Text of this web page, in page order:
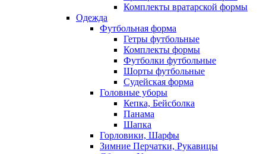
Комплекты вратарской формы
Одежда
Футбольная форма
Гетры футбольные
Комплекты формы
Футболки футбольные
Шорты футбольные
Судейская форма
Головные уборы
Кепка, Бейсболка
Панама
Шапка
Горловики, Шарфы
Зимние Перчатки, Рукавицы